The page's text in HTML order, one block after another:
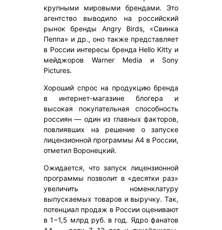
крупными мировыми брендами. Это
агентство выводило на российский
рынок бренды Angry Birds, «Свинка
Пеппа» и др., оно также представляет
в России интересы бренда Hello Kitty и
мейджоров Warner Media и Sony
Pictures.
Хороший спрос на продукцию бренда
в интернет-магазине блогера и
высокая покупательная способность
россиян — один из главных факторов,
повлиявших на решение о запуске
лицензионной программы А4 в России,
отметил Воронецкий.
Ожидается, что запуск лицензионной
программы позволит в «десятки раз»
увеличить номенклатуру
выпускаемых товаров и выручку. Так,
потенциал продаж в России оценивают
в 1−1,5 млрд руб. в год. Ядро фанатов